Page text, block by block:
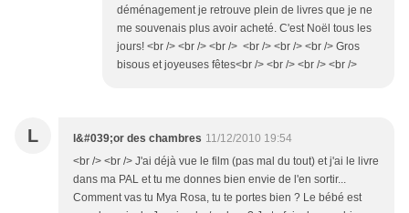
déménagement je retrouve plein de livres que je ne
me souvenais plus avoir acheté. C'est Noël tous les
jours! <br /> <br /> <br /> <br /> <br /> <br /> Gros
bisous et joyeuses fêtes<br /> <br /> <br /> <br />
L l&#039;or des chambres 11/12/2010 19:54
<br /> <br /> J'ai déjà vue le film (pas mal du tout) et j'ai le livre
dans ma PAL et tu me donnes bien envie de l'en sortir...
Comment vas tu Mya Rosa, tu te portes bien ? Le bébé est